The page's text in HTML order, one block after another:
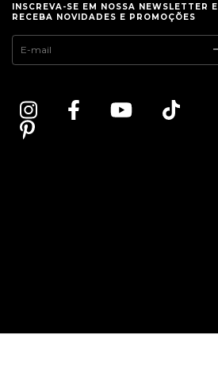
INSCREVA-SE EM NOSSA NEWSLETTER E
RECEBA NOVIDADES E PROMOÇÕES